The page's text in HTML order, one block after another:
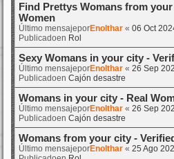
Find Prettys Womans from
Women
Último mensajeporEnolthar « 06 Oct
Publicadoen Rol
Sexy Womans in your city -
Último mensajeporEnolthar « 26 Sep
Publicadoen Cajón desastre
Womans in your city - Real
Último mensajeporEnolthar « 26 Sep
Publicadoen Cajón desastre
Womans from your city -
Último mensajeporEnolthar « 25 Ago